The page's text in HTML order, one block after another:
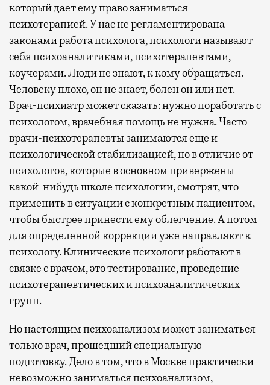
который дает ему право заниматься
психотерапией. У нас не регламентирована
законами работа психолога, психологи называют
себя психоаналитиками, психотерапевтами,
коучерами. Люди не знают, к кому обращаться.
Человеку плохо, он не знает, болен он или нет.
Врач-психиатр может сказать: нужно поработать с
психологом, врачебная помощь не нужна. Часто
врачи-психотерапевты занимаются еще и
психологической стабилизацией, но в отличие от
психологов, которые в основном привержены
какой-нибудь школе психологии, смотрят, что
применить в ситуации с конкретным пациентом,
чтобы быстрее принести ему облегчение. А потом
для определенной коррекции уже направляют к
психологу. Клинические психологи работают в
связке с врачом, это тестирование, проведение
психотерапевтических и психоаналитических
групп.
Но настоящим психоанализом может заниматься
только врач, прошедший специальную
подготовку. Дело в том, что в Москве практически
невозможно заниматься психоанализом,